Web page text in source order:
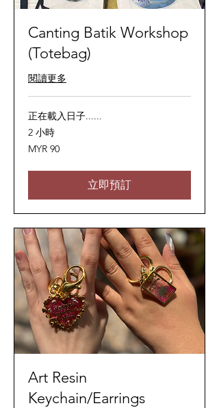
Canting Batik Workshop
(Totebag)
閱讀更多
正在載入日子......
2 小時
90
马
西
吉
MYR 90
立即預訂
Art Resin
Keychain/Earrings